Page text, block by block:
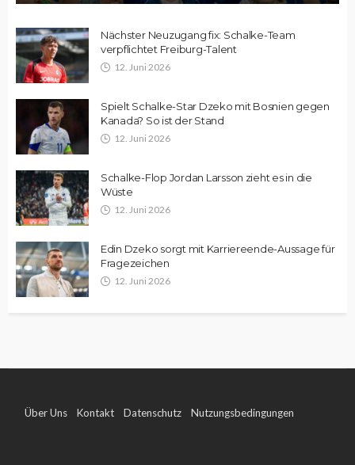
Nächster Neuzugang fix: Schalke-Team
verpflichtet Freiburg-Talent
12. Juni 2026
Spielt Schalke-Star Dzeko mit Bosnien gegen
Kanada? So ist der Stand
12. Juni 2026
Schalke-Flop Jordan Larsson zieht es in die
Wüste
12. Juni 2026
Edin Dzeko sorgt mit Karriereende-Aussage für
Fragezeichen
12. Juni 2026
Über Uns Kontakt Datenschutz Nutzungsbedingungen